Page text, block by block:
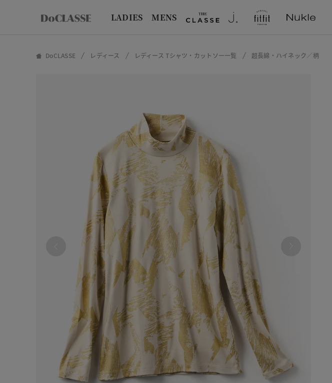
LADIES MENS
DoCLASSE レディース レディース Tシャツ・カットソー一覧 超長綿・ハイネック／柄